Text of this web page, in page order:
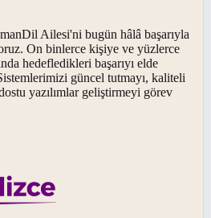
Ailesi'ni bugün hâlâ başarıyla
On binlerce kişiye ve yüzlerce
hedefledikleri başarıyı elde
güncel tutmayı, kaliteli
yazılımlar geliştirmeyi görev